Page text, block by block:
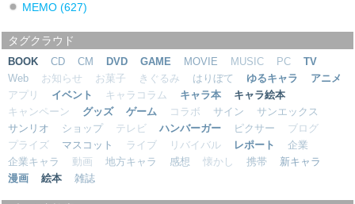
MEMO(627)
タグクラウド
BOOK CD CM DVD GAME MOVIE MUSIC PC
TV
Web
お知らせ お菓子 きぐるみ はりぼて ゆるキャラ
アニメ
アプリ
イベント キャラコラム キャラ本
キャラ絵本
キャンペーン
グッズ ゲーム コラボ サイン
サンエックス
サンリオ
ショップ テレビ ハンバーガー ピクサー
ブログ
プライズ
マスコット ライブ リバイバル レポート
企業
企業キャラ
動画 地方キャラ 感想 懐かし 携帯
新キャラ
漫画
絵本 雑誌